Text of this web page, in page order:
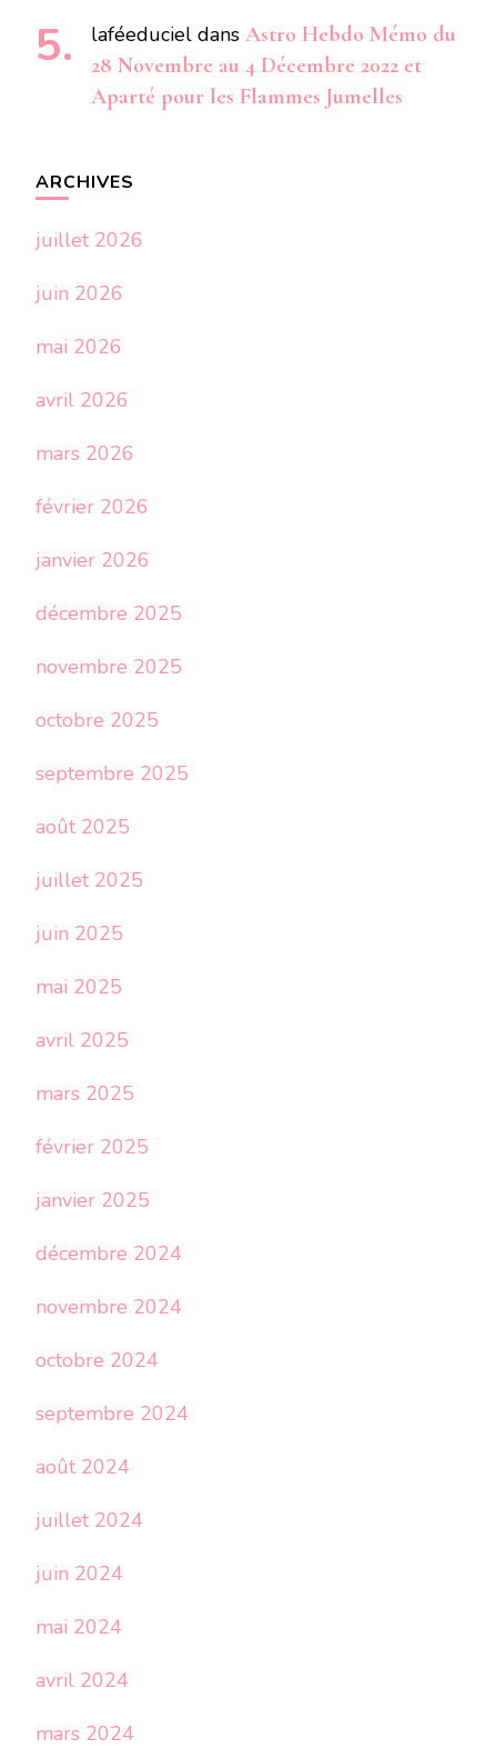
laféeduciel dans Astro Hebdo Mémo du
28 Novembre au 4 Décembre 2022 et
Aparté pour les Flammes Jumelles
ARCHIVES
juillet 2026
juin 2026
mai 2026
avril 2026
mars 2026
février 2026
janvier 2026
décembre 2025
novembre 2025
octobre 2025
septembre 2025
août 2025
juillet 2025
juin 2025
mai 2025
avril 2025
mars 2025
février 2025
janvier 2025
décembre 2024
novembre 2024
octobre 2024
septembre 2024
août 2024
juillet 2024
juin 2024
mai 2024
avril 2024
mars 2024